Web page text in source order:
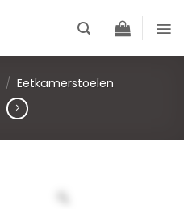
/ Eetkamerstoelen